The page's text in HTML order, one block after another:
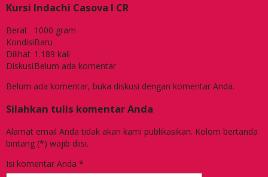
Kursi Indachi Casova I CR
Berat
1000 gram
KondisiBaru
Dilihat 1.189 kali
DiskusiBelum ada komentar
Belum ada komentar, buka diskusi dengan komentar Anda.
Silahkan tulis komentar Anda
Alamat email Anda tidak akan kami publikasikan. Kolom bertanda
bintang (*) wajib diisi.
Isi komentar Anda *